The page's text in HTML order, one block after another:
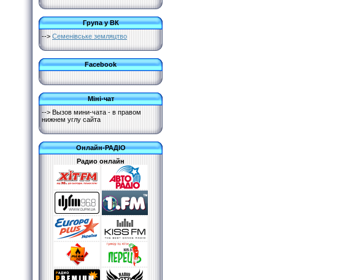
Група у ВК
--> Семенівське земляцтво
Facebook
Міні-чат
--> Вызов мини-чата - в правом
нижнем углу сайта
Онлайн-РАДІО
Радио онлайн